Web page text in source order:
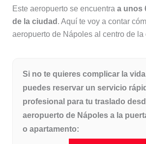
Este aeropuerto se encuentra a unos
de la ciudad . Aquí te voy a contar
aeropuerto de Nápoles al centro de la
Si no te quieres complicar la
puedes reservar un servicio
profesional para tu traslado
aeropuerto de Nápoles a la
o apartamento: